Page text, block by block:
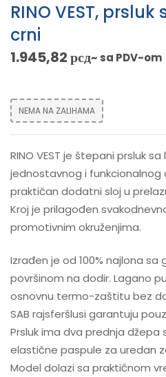
RINO VEST,
crni
1.945,82рсд~ sa PDV-om
NEMA NA ZALIHAMA
RINO VEST je štepani prsluk
jednostavnog i funkcionalnog
praktičan dodatni sloj u
Kroj je prilagođen
promotivnim okruženjima.
Izrađen je od 100% najlona
površinom na dodir. Lagano
osnovnu termo-zaštitu bez
SAB rajsferšlusi garantuju
Prsluk ima dva prednja džepa
elastične paspule za uredan
Model dolazi sa praktičnom